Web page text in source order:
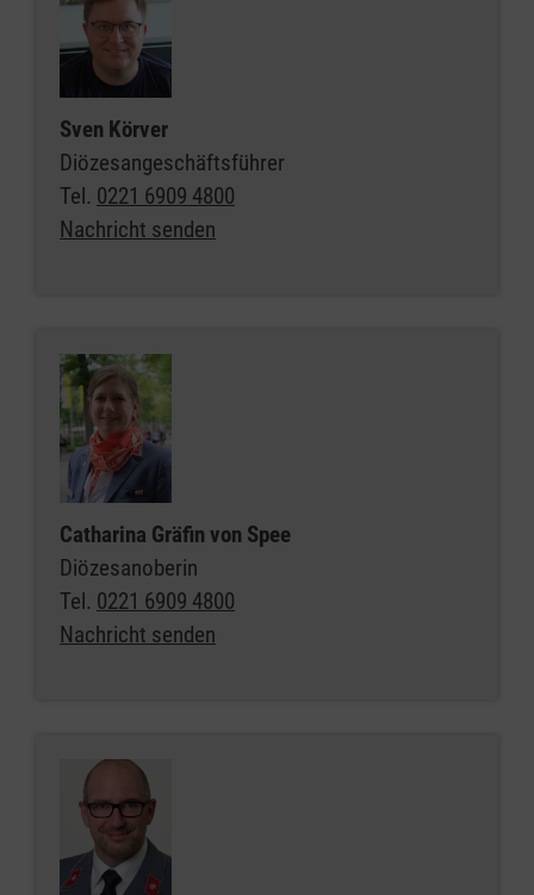
Sven Körver
Diözesangeschäftsführer
Tel. 0221 6909 4800
Nachricht senden
Catharina Gräfin von Spee
Diözesanoberin
Tel. 0221 6909 4800
Nachricht senden